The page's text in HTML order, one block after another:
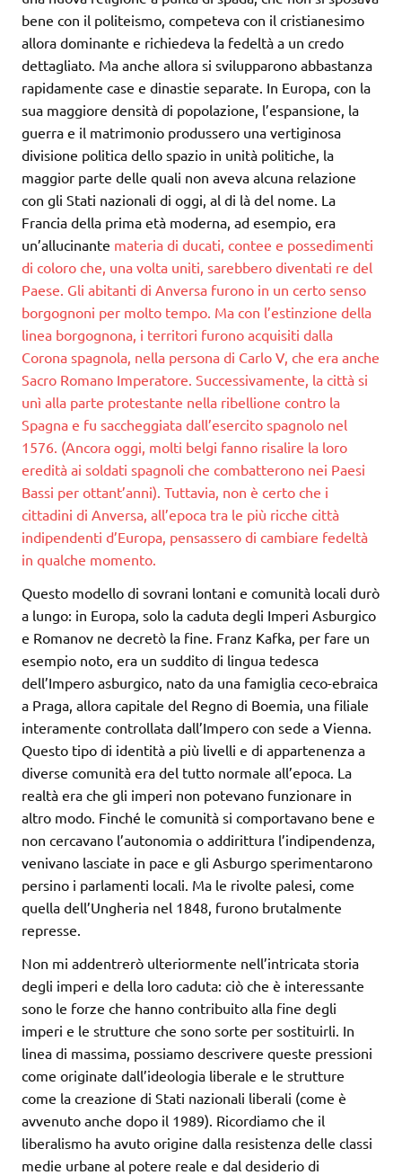
bene con il politeismo, competeva con il cristianesimo
allora dominante e richiedeva la fedeltà a un credo
dettagliato. Ma anche allora si svilupparono abbastanza
rapidamente case e dinastie separate. In Europa, con la
sua maggiore densità di popolazione, l’espansione, la
guerra e il matrimonio produssero una vertiginosa
divisione politica dello spazio in unità politiche, la
maggior parte delle quali non aveva alcuna relazione
con gli Stati nazionali di oggi, al di là del nome. La
Francia della prima età moderna, ad esempio, era
un’allucinante materia di ducati, contee e possedimenti
di coloro che, una volta uniti, sarebbero diventati re del
Paese. Gli abitanti di Anversa furono in un certo senso
borgognoni per molto tempo. Ma con l’estinzione della
linea borgognona, i territori furono acquisiti dalla
Corona spagnola, nella persona di Carlo V, che era anche
Sacro Romano Imperatore. Successivamente, la città si
unì alla parte protestante nella ribellione contro la
Spagna e fu saccheggiata dall’esercito spagnolo nel
1576. (Ancora oggi, molti belgi fanno risalire la loro
eredità ai soldati spagnoli che combatterono nei Paesi
Bassi per ottant’anni). Tuttavia, non è certo che i
cittadini di Anversa, all’epoca tra le più ricche città
indipendenti d’Europa, pensassero di cambiare fedeltà
in qualche momento.
Questo modello di sovrani lontani e comunità locali durò
a lungo: in Europa, solo la caduta degli Imperi Asburgico
e Romanov ne decretò la fine. Franz Kafka, per fare un
esempio noto, era un suddito di lingua tedesca
dell’Impero asburgico, nato da una famiglia ceco-ebraica
a Praga, allora capitale del Regno di Boemia, una filiale
interamente controllata dall’Impero con sede a Vienna.
Questo tipo di identità a più livelli e di appartenenza a
diverse comunità era del tutto normale all’epoca. La
realtà era che gli imperi non potevano funzionare in
altro modo. Finché le comunità si comportavano bene e
non cercavano l’autonomia o addirittura l’indipendenza,
venivano lasciate in pace e gli Asburgo sperimentarono
persino i parlamenti locali. Ma le rivolte palesi, come
quella dell’Ungheria nel 1848, furono brutalmente
represse.
Non mi addentrerò ulteriormente nell’intricata storia
degli imperi e della loro caduta: ciò che è interessante
sono le forze che hanno contribuito alla fine degli
imperi e le strutture che sono sorte per sostituirli. In
linea di massima, possiamo descrivere queste pressioni
come originate dall’ideologia liberale e le strutture
come la creazione di Stati nazionali liberali (come è
avvenuto anche dopo il 1989). Ricordiamo che il
liberalismo ha avuto origine dalla resistenza delle classi
medie urbane al potere reale e dal desiderio di